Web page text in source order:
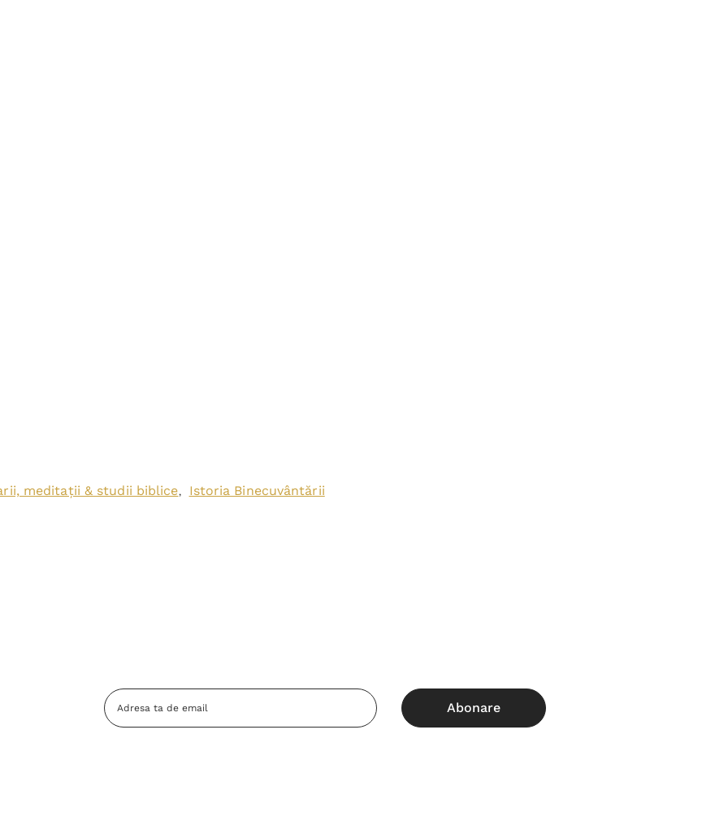
meditații & studii biblice, Istoria Binecuvântării
Adresa
Email